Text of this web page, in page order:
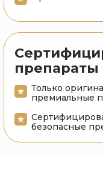
от1500₽
удаление родинок
Удаление
новообразований